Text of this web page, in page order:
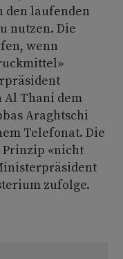
den laufenden
nutzen. Die
wenn
Al Thani dem
Araghtschi
Telefonat. Die
«nicht
zufolge.